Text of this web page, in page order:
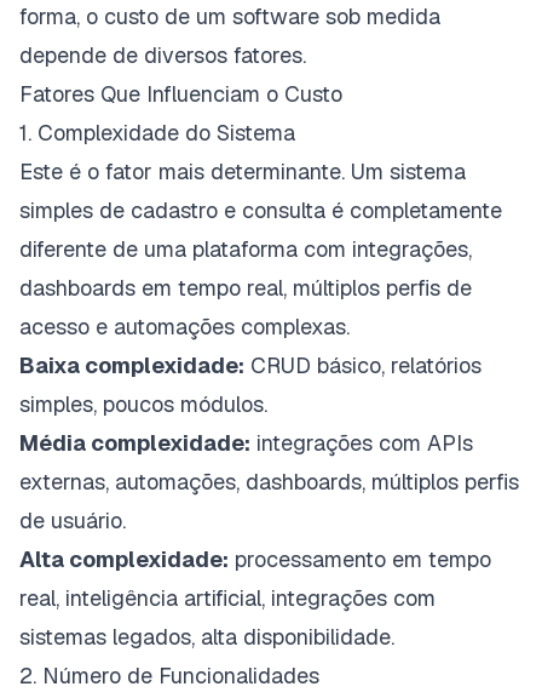
forma, o custo de um software sob medida
depende de diversos fatores.
Fatores Que Influenciam o Custo
1. Complexidade do Sistema
Este é o fator mais determinante. Um sistema
simples de cadastro e consulta é completamente
diferente de uma plataforma com integrações,
dashboards em tempo real, múltiplos perfis de
acesso e automações complexas.
Baixa complexidade: CRUD básico, relatórios
simples, poucos módulos.
Média complexidade: integrações com APIs
externas, automações, dashboards, múltiplos perfis
de usuário.
Alta complexidade: processamento em tempo
real, inteligência artificial, integrações com
sistemas legados, alta disponibilidade.
2. Número de Funcionalidades